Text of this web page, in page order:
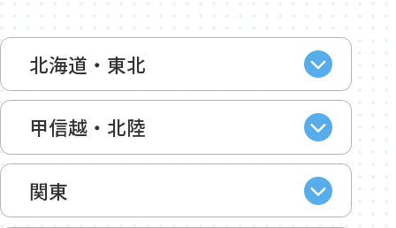
北海道・東北
甲信越・北陸
関東